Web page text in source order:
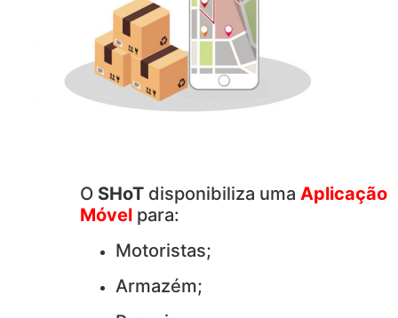
O SHoT disponibiliza uma Aplicação
Móvel para:
Motoristas;
Armazém;